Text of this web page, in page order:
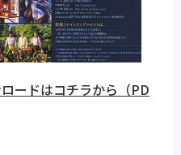
ードはコチラから（PD